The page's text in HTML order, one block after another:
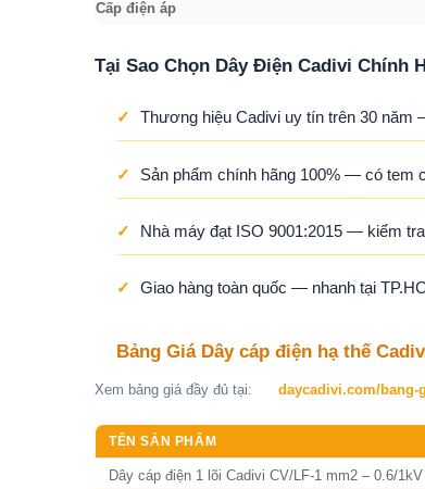
Cấp điện áp
Tại Sao Chọn Dây Điện Cadivi Chính
✓ Thương hiệu Cadivi uy tín trên 30 năm
✓ Sản phẩm chính hãng 100% — có tem
✓ Nhà máy đạt ISO 9001:2015 — kiểm
✓ Giao hàng toàn quốc — nhanh tại
Bảng Giá Dây cáp điện hạ thế
Xem bảng giá đầy đủ tại: daycadivi.com/bang-
TÊN SẢN PHẨM
Dây cáp điện 1 lõi Cadivi CV/LF-1 mm2 – 0.6/1kV